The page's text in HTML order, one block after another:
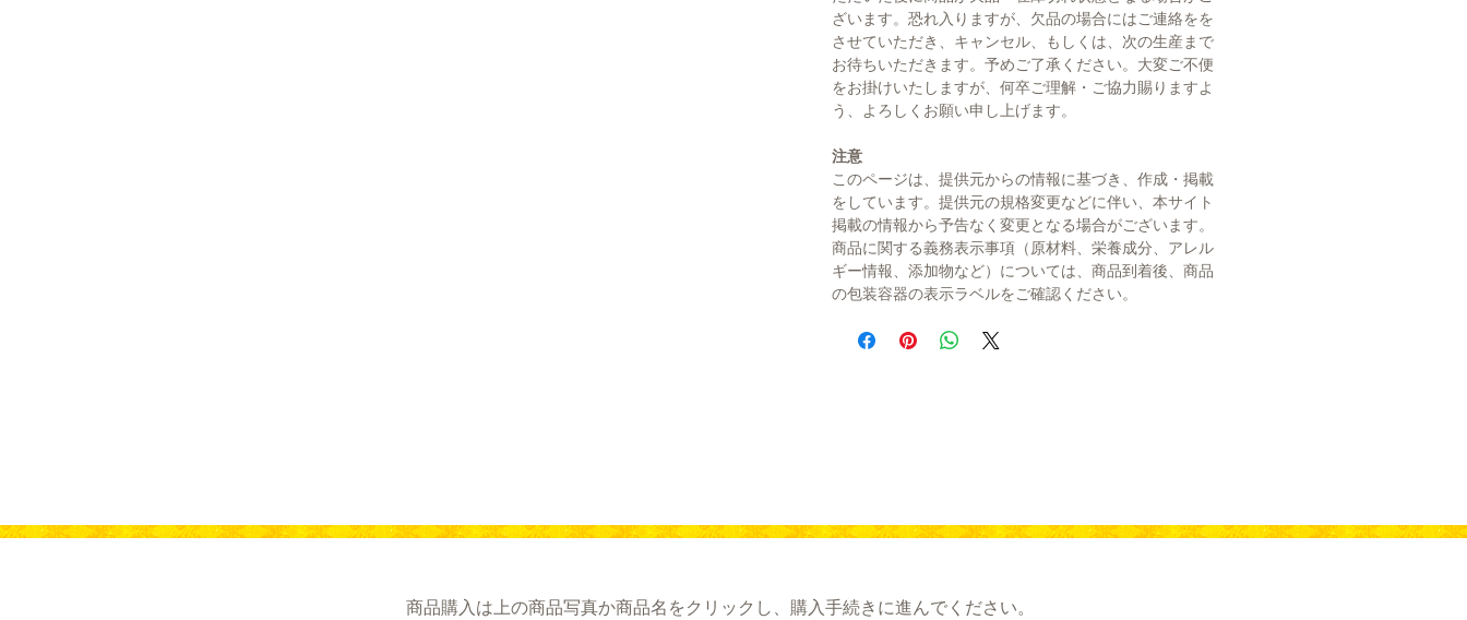
ざいます。恐れ入りますが、欠品の場合にはご連絡をを
させていただき、キャンセル、もしくは、次の生産まで
お待ちいただきます。予めご了承ください。大変ご不便
をお掛けいたしますが、何卒ご理解・ご協力賜りますよ
う、よろしくお願い申し上げます。
注意
このページは、提供元からの情報に基づき、作成・掲載
をしています。提供元の規格変更などに伴い、本サイト
掲載の情報から予告なく変更となる場合がございます。
商品に関する義務表示事項（原材料、栄養成分、アレル
ギー情報、添加物など）については、商品到着後、商品
の包装容器の表示ラベルをご確認ください。
商品購入は上の商品写真か商品名をクリックし、購入手続きに進んでください。